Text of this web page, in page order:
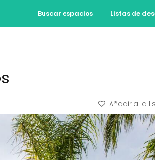
Buscar espacios Listas de
Añadir a la